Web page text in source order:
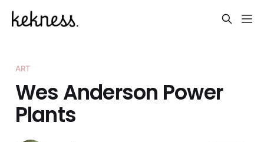
ART
Wes Anderson Power
Plants